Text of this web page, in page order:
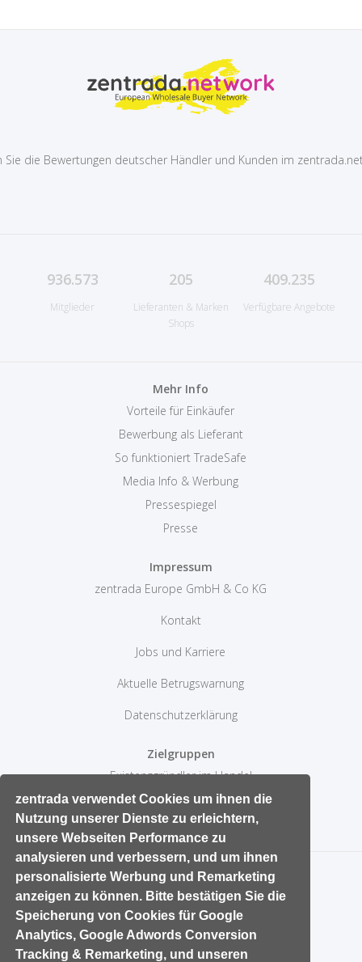
zentrada verwendet Cookies um ihnen die
Nutzung unserer Dienste zu erleichtern,
unsere Webseiten Performance zu
analysieren und verbessern, und um ihnen
personalisierte Werbung und Remarketing
anzeigen zu können. Bitte bestätigen Sie die
Speicherung von Cookies für Google
Analytics, Google Adwords Conversion
Tracking & Remarketing, und unseren
Sie die Bewertungen deutscher Händler und Kunden im
936.573
Mitglieder
205
Lieferanten & Marken
Shops
409.235
Verfügbare Angebote
Mehr Info
Vorteile für Einkäufer
Bewerbung als Lieferant
So funktioniert TradeSafe
Media Info & Werbung
Pressespiegel
Presse
Impressum
zentrada Europe GmbH & Co KG
Kontakt
Jobs und Karriere
Aktuelle Betrugswarnung
Datenschutzerklärung
Zielgruppen
Existenzgründler im Handel
10 Erfolgtips im Einzelhandel
Aktive Sortimentspolitik